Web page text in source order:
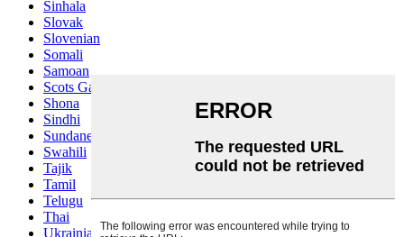
Sinhala
Slovak
Slovenian
Somali
Samoan
Scots Gaelic
Shona
Sindhi
Sundanese
Swahili
Tajik
Tamil
Telugu
Thai
Ukrainian